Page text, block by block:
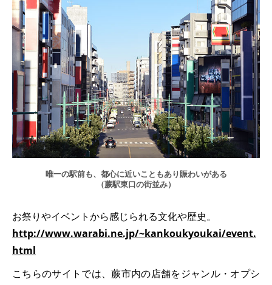
唯一の駅前も、都心に近いこともあり賑わいがある
（蕨駅東口の街並み）
お祭りやイベントから感じられる文化や歴史。
http://www.warabi.ne.jp/~kankoukyoukai/event.
html
こちらのサイトでは、蕨市内の店舗をジャンル・オプシ